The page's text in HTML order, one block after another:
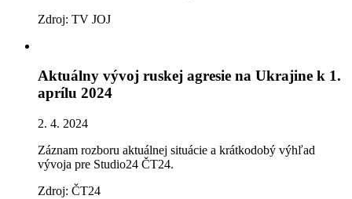
Zdroj: TV JOJ
Aktuálny vývoj ruskej agresie na Ukrajine k 1.
aprílu 2024
2. 4. 2024
Záznam rozboru aktuálnej situácie a krátkodobý výhľad
vývoja pre Studio24 ČT24.
Zdroj: ČT24